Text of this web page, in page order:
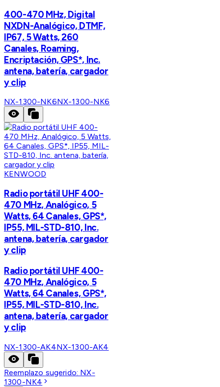
400-470 MHz, Digital
NXDN-Analógico, DTMF,
IP67, 5 Watts, 260
Canales, Roaming,
Encriptación, GPS*, Inc.
antena, batería, cargador
y clip
NX-1300-NK6NX-1300-NK6
KENWOOD
Radio portátil UHF 400-
470 MHz, Analógico, 5
Watts, 64 Canales, GPS*,
IP55, MIL-STD-810, Inc.
antena, batería, cargador
y clip
Radio portátil UHF 400-
470 MHz, Analógico, 5
Watts, 64 Canales, GPS*,
IP55, MIL-STD-810, Inc.
antena, batería, cargador
y clip
NX-1300-AK4NX-1300-AK4
Reemplazo sugerido: NX-
1300-NK4